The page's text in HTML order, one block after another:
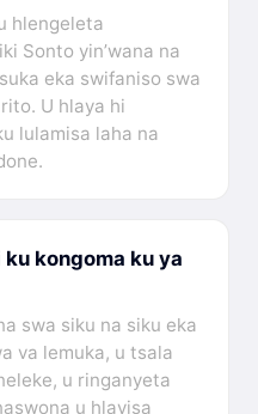
hlengeleta
Sonto yin’wana na
eka swifaniso swa
U hlaya hi
lulamisa laha na
kongoma ku ya
swa siku na siku eka
va lemuka, u tsala
u ringanyeta
u hlayisa